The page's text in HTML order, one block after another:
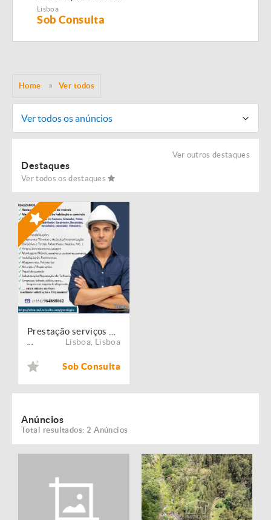
Remodelação de
imóveis!
Lisboa
Sob Consulta
Home Ver todos
Ver todos os anúncios
Ver outros destaques
Destaques
Ver todos os destaques
Lisboa Lisboa
Sob Consulta
Anúncios
Total resultados: 2 Anúncios